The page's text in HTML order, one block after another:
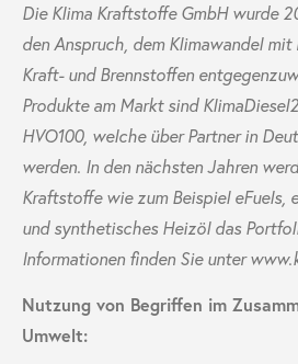
Die Klima Kraftstoffe GmbH wurde
den Anspruch, dem Klimawandel
Kraft- und Brennstoffen
Produkte am Markt sind
HVO100, welche über Partner in
werden. In den nächsten Jahren
Kraftstoffe wie zum Beispiel eFuels,
und synthetisches Heizöl das
Informationen finden Sie unter
Nutzung von Begriffen im
Umwelt: